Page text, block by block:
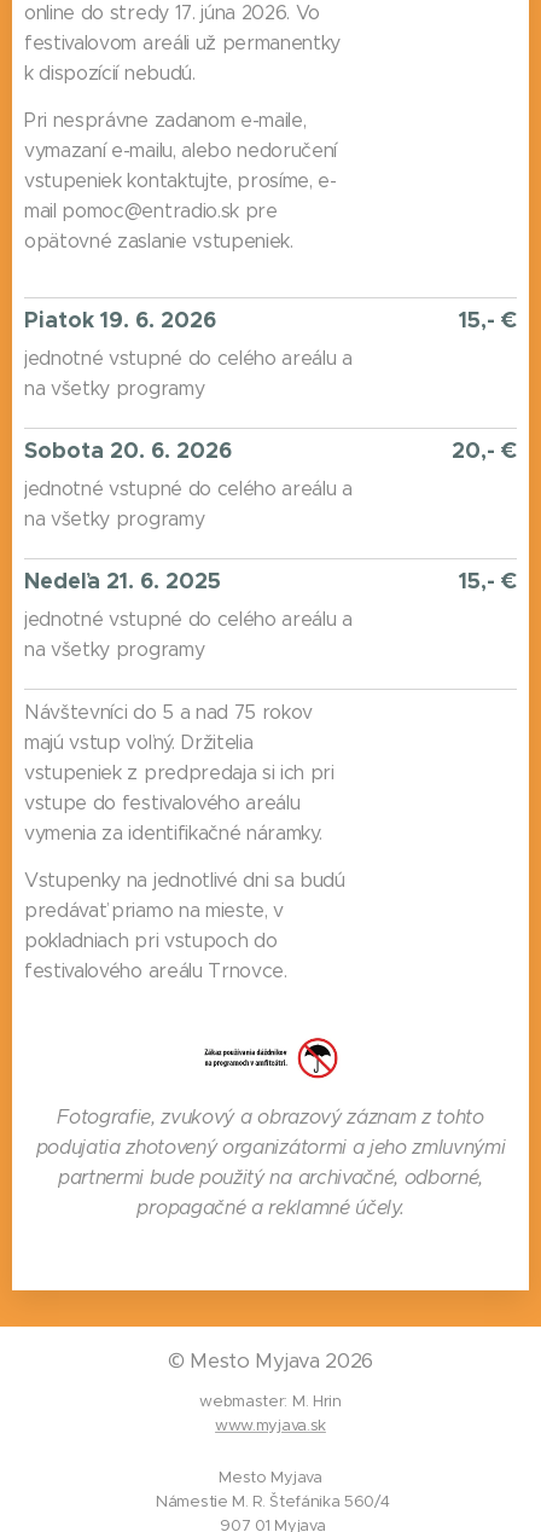
online do stredy 17. júna 2026. Vo
festivalovom areáli už permanentky
k dispozícií nebudú.
Pri nesprávne zadanom e-maile,
vymazaní e-mailu, alebo nedoručení
vstupeniek kontaktujte, prosíme, e-
mail pomoc@entradio.sk pre
opätovné zaslanie vstupeniek.
Piatok 19. 6. 2026
jednotné vstupné do celého areálu a
na všetky programy
15,- €
Sobota 20. 6. 2026
jednotné vstupné do celého areálu a
na všetky programy
20,- €
Nedeľa 21. 6. 2025
jednotné vstupné do celého areálu a
na všetky programy
15,- €
Návštevníci do 5 a nad 75 rokov
majú vstup voľný. Držitelia
vstupeniek z predpredaja si ich pri
vstupe do festivalového areálu
vymenia za identifikačné náramky.
Vstupenky na jednotlivé dni sa budú
predávať priamo na mieste, v
pokladniach pri vstupoch do
festivalového areálu Trnovce.
Fotografie, zvukový a obrazový záznam z tohto
podujatia zhotovený organizátormi a jeho zmluvnými
partnermi bude použitý na archivačné, odborné,
propagačné a reklamné účely.
© Mesto Myjava 2026
webmaster: M. Hrin
www.myjava.sk
Mesto Myjava
Námestie M. R. Štefánika 560/4
907 01 Myjava